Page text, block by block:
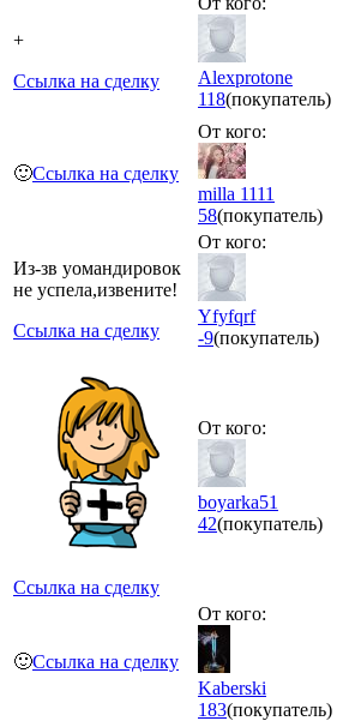
+
Ссылка на сделку
Alexprotone
118(покупатель)
🙂Ссылка на сделку
От кого:
milla 1111
58(покупатель)
Из-зв уомандировок
не успела,извените!
Ссылка на сделку
От кого:
Yfyfqrf
-9(покупатель)
Ссылка на сделку
От кого:
boyarka51
42(покупатель)
🙂Ссылка на сделку
От кого:
Kaberski
183(покупатель)